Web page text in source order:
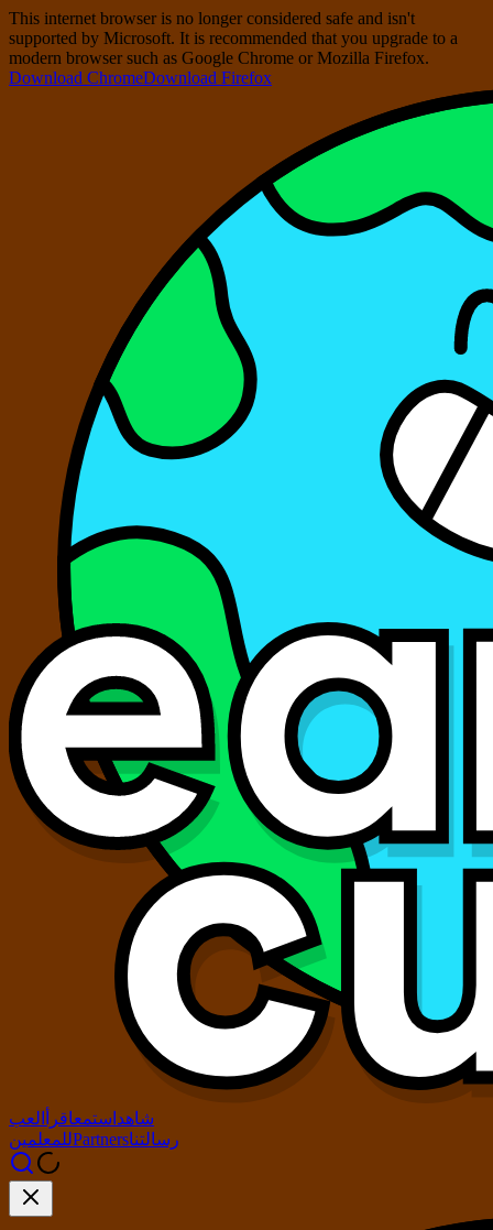
This internet browser is no longer considered safe and isn't
supported by Microsoft. It is recommended that you upgrade to a
modern browser such as Google Chrome or Mozilla Firefox.
Download ChromeDownload Firefox
شاهد استمعاقرأ
العب
للمعلمينPartnersرسالتنا